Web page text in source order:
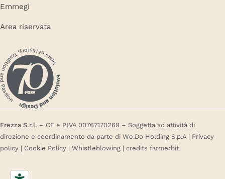
Emmegi
Area riservata
Frezza S.r.l. – CF e P.IVA 00767170269 – Soggetta ad attività di
direzione e coordinamento da parte di We.Do Holding S.p.A | Privacy
policy | Cookie Policy | Whistleblowing | credits farmerbit